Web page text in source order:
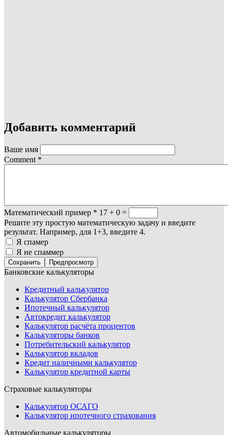
Добавить комментарий
Ваше имя
Comment *
Математический пример * 17 + 0 =
Решите эту простую математическую задачу и введите
результат. Например, для 1+3, введите 4.
Я спамер
Я не спаммер
Банковские калькуляторы
Кредитный калькулятор
Калькулятор Сбербанка
Ипотечный калькулятор
Автокредит калькулятор
Калькулятор расчёта процентов
Калькуляторы банков
Потребительский калькулятор
Калькулятор вкладов
Кредит наличными калькулятор
Калькулятор кредитной карты
Страховые калькуляторы
Калькулятор ОСАГО
Калькулятор ипотечного страхования
Автомобильные калькуляторы